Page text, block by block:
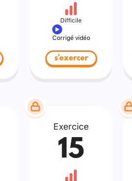
Difficile
Corrigé vidéo
s'exercer
Exercice
15